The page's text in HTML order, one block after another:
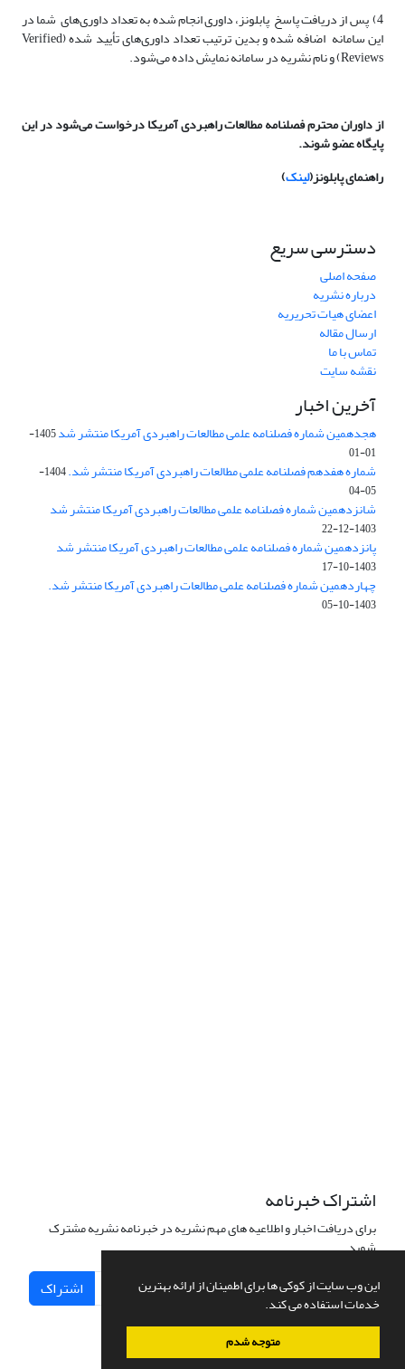
این وب سایت از کوکی ها برای اطمینان از ارائه بهترین
خدمات استفاده می کند.
متوجه شدم
4) پس از دریافت پاسخ پابلونز، داوری انجام شده به تعداد داوری­‌های شما در
این سامانه اضافه شده و بدین ترتیب تعداد داوری‌های تأیید شده (Verified
Reviews) و نام نشریه در سامانه نمایش داده می‌شود.
از داوران محترم فصلنامه مطالعات راهبردی آمریکا درخواست می‌شود در این
پایگاه عضو شوند.
راهنمای پابلونز(لینک)
دسترسی سریع
صفحه اصلی
درباره نشریه
اعضای هیات تحریریه
ارسال مقاله
تماس با ما
نقشه سایت
آخرین اخبار
هجدهمین شماره فصلنامه علمی مطالعات راهبردی آمریکا منتشر شد
1405-
01-01
شماره هفدهم فصلنامه علمی مطالعات راهبردی آمریکا منتشر شد.
1404-
05-04
شانزدهمین شماره فصلنامه علمی مطالعات راهبردی آمریکا منتشر شد
1403-12-22
پانزدهمین شماره فصلنامه علمی مطالعات راهبردی آمریکا منتشر شد
1403-10-17
چهاردهمین شماره فصلنامه علمی مطالعات راهبردی آمریکا منتشر شد.
1403-10-05
اشتراک خبرنامه
برای دریافت اخبار و اطلاعیه های مهم نشریه در خبرنامه نشریه مشترک
شوید.
اشتراک